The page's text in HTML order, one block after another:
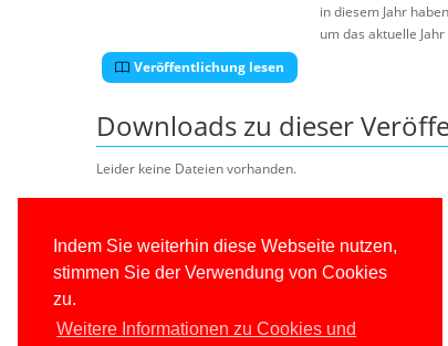
Indem Sie weiterhin diese Webseite nutzen,
stimmen Sie der Verwendung von Cookies
zu.
Weitere Informationen zu Cookies und
in diesem Jahr
um das aktuelle
Veröffentlichung lesen
Downloads zu dieser
Leider keine Dateien vorhanden.